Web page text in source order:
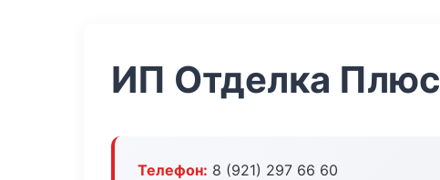
ИП Отделка Плюс
Телефон: 8 (921) 297 66 60